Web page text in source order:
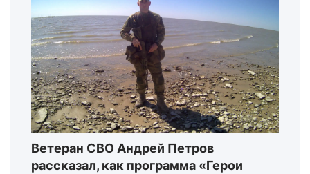
Ветеран СВО Андрей Петров
рассказал, как программа «Герои